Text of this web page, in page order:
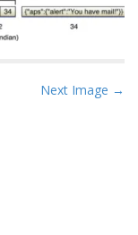
Next Image →